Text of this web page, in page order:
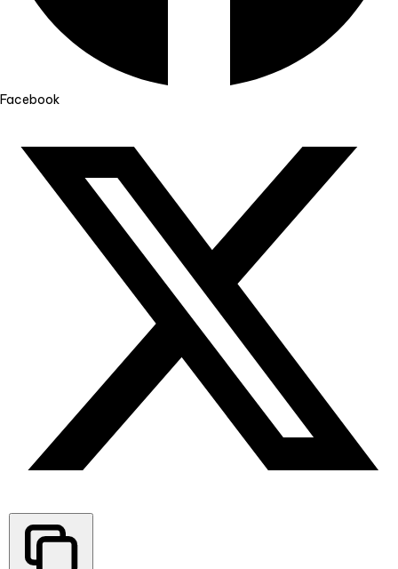
Facebook